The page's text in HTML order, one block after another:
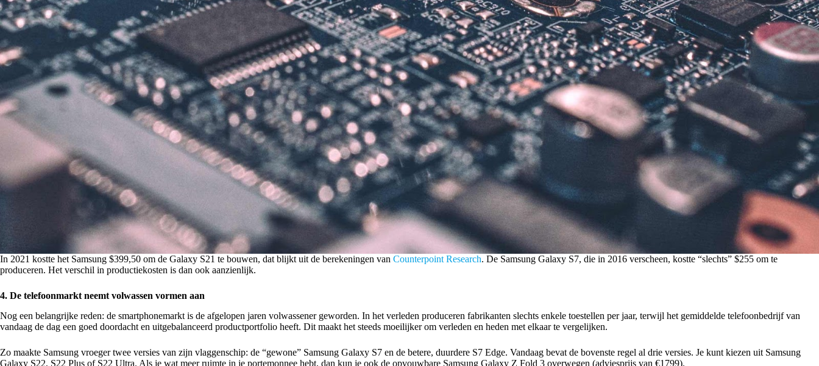
In 2021 kostte het Samsung $399,50 om de Galaxy S21 te bouwen, dat blijkt uit de berekeningen van Counterpoint Research. De Samsung Galaxy S7, die in 2016 verscheen, kostte “slechts” $255 om te
produceren. Het verschil in productiekosten is dan ook aanzienlijk.
4. De telefoonmarkt neemt volwassen vormen aan
Nog een belangrijke reden: de smartphonemarkt is de afgelopen jaren volwassener geworden. In het verleden produceren fabrikanten slechts enkele toestellen per jaar, terwijl het gemiddelde telefoonbedrijf van
vandaag de dag een goed doordacht en uitgebalanceerd productportfolio heeft. Dit maakt het steeds moeilijker om verleden en heden met elkaar te vergelijken.
Zo maakte Samsung vroeger twee versies van zijn vlaggenschip: de “gewone” Samsung Galaxy S7 en de betere, duurdere S7 Edge. Vandaag bevat de bovenste regel al drie versies. Je kunt kiezen uit Samsung
Galaxy S22, S22 Plus of S22 Ultra. Als je wat meer ruimte in je portemonnee hebt, dan kun je ook de opvouwbare Samsung Galaxy Z Fold 3 overwegen (adviesprijs van €1799).